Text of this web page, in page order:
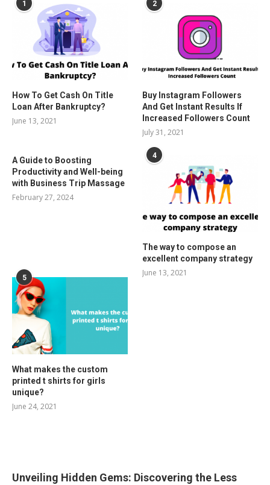
1
How To Get Cash On Title
Loan After Bankruptcy?
June 13, 2021
2
Buy Instagram Followers
And Get Instant Results If
Increased Followers Count
July 31, 2021
A Guide to Boosting
Productivity and Well-being
with Business Trip Massage
February 27, 2024
4
The way to compose an
excellent company strategy
June 13, 2021
5
What makes the custom
printed t shirts for girls
unique?
June 24, 2021
Unveiling Hidden Gems: Discovering the Less